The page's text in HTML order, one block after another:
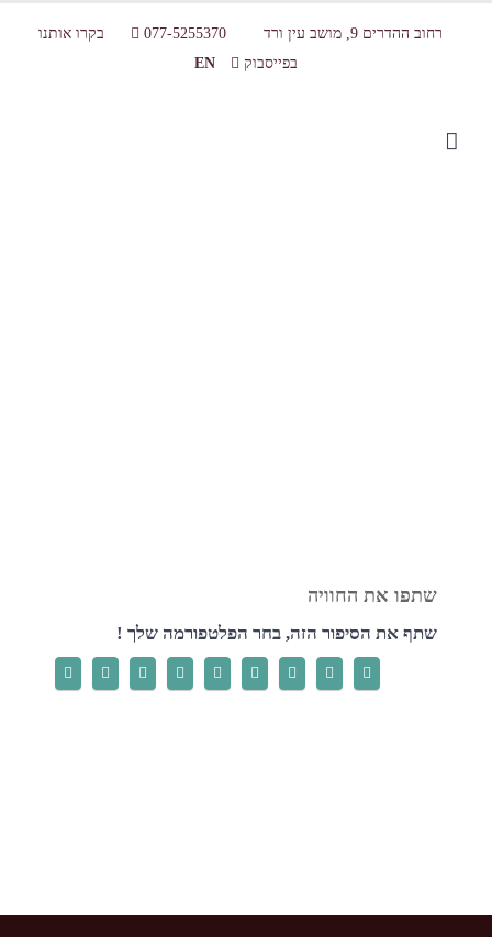
רחוב ההדרים 9, מושב עין ורד 077-5255370
בקרו אותנו
בפייסבוק
EN
שתף את הסיפור הזה, בחר הפלטפורמה שלך !